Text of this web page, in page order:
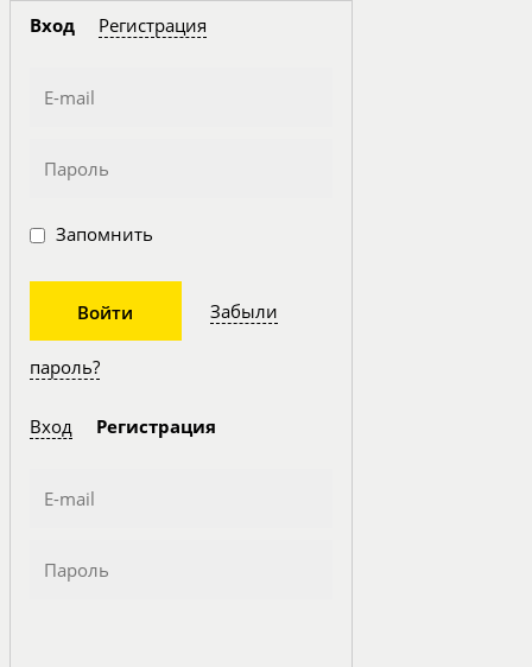
Вход Регистрация
Запомнить
Забыли
пароль?
Вход Регистрация